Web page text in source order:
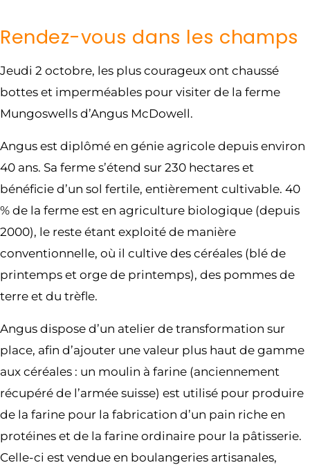
Rendez-vous dans les champs
Jeudi 2 octobre, les plus courageux ont chaussé
bottes et imperméables pour visiter de la ferme
Mungoswells d’Angus McDowell.
Angus est diplômé en génie agricole depuis environ
40 ans. Sa ferme s’étend sur 230 hectares et
bénéficie d’un sol fertile, entièrement cultivable. 40
% de la ferme est en agriculture biologique (depuis
2000), le reste étant exploité de manière
conventionnelle, où il cultive des céréales (blé de
printemps et orge de printemps), des pommes de
terre et du trèfle.
Angus dispose d’un atelier de transformation sur
place, afin d’ajouter une valeur plus haut de gamme
aux céréales : un moulin à farine (anciennement
récupéré de l’armée suisse) est utilisé pour produire
de la farine pour la fabrication d’un pain riche en
protéines et de la farine ordinaire pour la pâtisserie.
Celle-ci est vendue en boulangeries artisanales,